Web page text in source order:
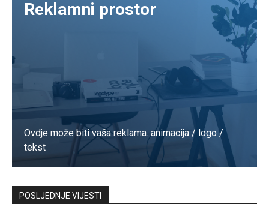
Reklamni prostor
Ovdje može biti vaša reklama. animacija / logo /
tekst
Kontaktirajte nas
POSLJEDNJE VIJESTI